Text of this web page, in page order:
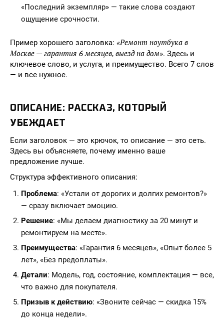
«Последний экземпляр» — такие слова создают
ощущение срочности.
Пример хорошего заголовка: «Ремонт ноутбука в
Москве — гарантия 6 месяцев, выезд на дом». Здесь и
ключевое слово, и услуга, и преимущество. Всего 7 слов
— и все нужное.
ОПИСАНИЕ: РАССКАЗ, КОТОРЫЙ
УБЕЖДАЕТ
Если заголовок — это крючок, то описание — это сеть.
Здесь вы объясняете, почему именно ваше
предложение лучше.
Структура эффективного описания:
Проблема: «Устали от дорогих и долгих ремонтов?»
— сразу включает эмоцию.
Решение: «Мы делаем диагностику за 20 минут и
ремонтируем на месте».
Преимущества: «Гарантия 6 месяцев», «Опыт более 5
лет», «Без предоплаты».
Детали: Модель, год, состояние, комплектация — все,
что важно для покупателя.
Призыв к действию: «Звоните сейчас — скидка 15%
до конца недели».